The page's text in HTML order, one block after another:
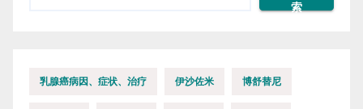
索
乳腺癌病因、症状、治疗 伊沙佐米 博舒替尼